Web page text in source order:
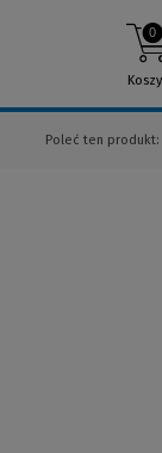
0
Poleć ten produkt: